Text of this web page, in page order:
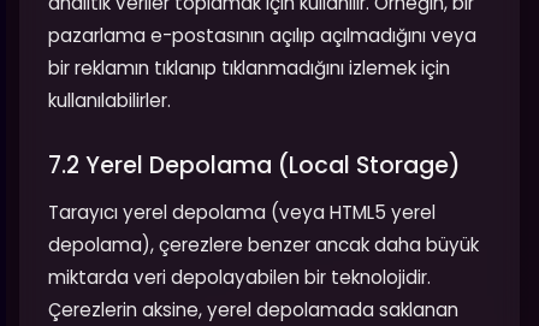
pazarlama e-postasının açılıp açılmadığını veya
bir reklamın tıklanıp tıklanmadığını izlemek için
kullanılabilirler.
7.2 Yerel Depolama (Local Storage)
Tarayıcı yerel depolama (veya HTML5 yerel
depolama), çerezlere benzer ancak daha büyük
miktarda veri depolayabilen bir teknolojidir.
Çerezlerin aksine, yerel depolamada saklanan